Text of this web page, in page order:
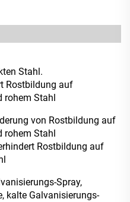
Stahl.
Rostbildung auf
Stahl
von Rostbildung auf
Stahl
Rostbildung auf
Spray,
kalte Galvanisierungs-